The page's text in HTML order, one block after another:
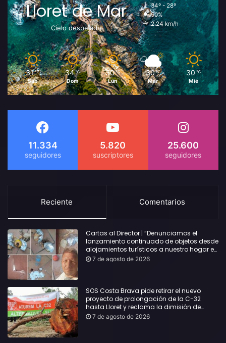
Lloret de Mar
Cielo despejado
34º - 28º
50%
2.24 km/h
31 ℃
Sáb
34 ℃
Dom
30 ℃
Lun
30 ℃
Mar
30 ℃
Mié
11.334 5.820 25.600
Reciente Comentarios
Cartas al Director | “Denunciamos el
lanzamiento continuado de objetos desde
alojamientos turísticos a nuestro hogar en
Lloret: Podría haber causado una
7 de agosto de 2026
SOS Costa Brava pide retirar el nuevo
proyecto de prolongación de la C-32
hasta Lloret y reclama la dimisión de
Sílvia Paneque
7 de agosto de 2026